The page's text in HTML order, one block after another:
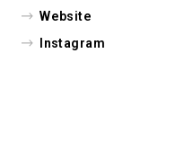
Website
Instagram